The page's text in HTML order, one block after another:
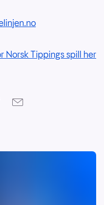
Norsk Tippings spill her